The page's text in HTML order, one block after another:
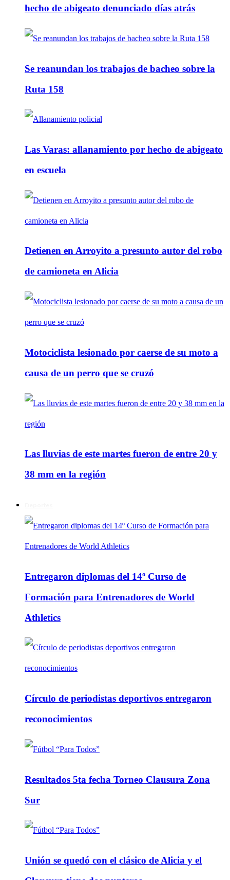
hecho de abigeato denunciado días atrás
Se reanundan los trabajos de bacheo sobre la
Ruta 158
Las Varas: allanamiento por hecho de abigeato
en escuela
Detienen en Arroyito a presunto autor del robo
de camioneta en Alicia
Motociclista lesionado por caerse de su moto a
causa de un perro que se cruzó
Las lluvias de este martes fueron de entre 20 y
38 mm en la región
Entregaron diplomas del 14º Curso de
Formación para Entrenadores de World
Athletics
Círculo de periodistas deportivos entregaron
reconocimientos
Resultados 5ta fecha Torneo Clausura Zona
Sur
Unión se quedó con el clásico de Alicia y el